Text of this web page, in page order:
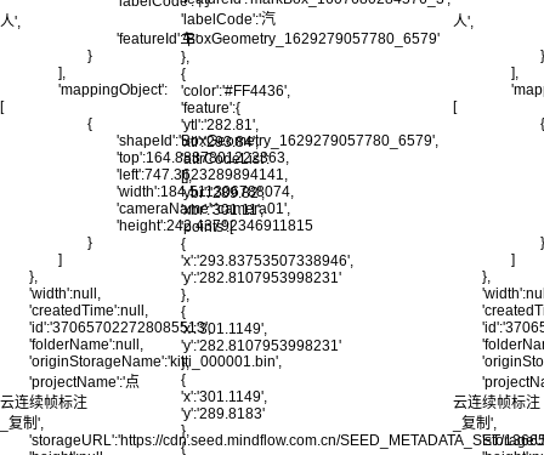
人',
'featureId':'BoxGeometry_1629279057780_6579'
}
],
'mappingObject':
[
{
'shapeId':'BoxGeometry_1629279057780_6579',
'top':164.8837801222363,
'left':747.3623289894141,
'width':184.511306788074,
'cameraName':'camera01',
'height':242.43792346911815
}
]
},
'width':null,
'createdTime':null,
'id':'370657022728085513',
'folderName':null,
'originStorageName':'kitti_000001.bin',
'projectName':'点
云连续帧标注
_复制',
'storageURL':'https://cdn.seed.mindflow.com.cn/SEED_METADATA_SET/
'labelCode':'汽
车'
},
{
'color':'#FF4436',
'feature':{
'ytl':'282.81',
'xtl':'293.84',
'attrCodeList':
[],
'ybr':'289.82',
'xbr':'301.11',
'points':[
{
'x':'293.83753507338946',
'y':'282.8107953998231'
},
{
'x':'301.1149',
'y':'282.8107953998231'
},
{
'x':'301.1149',
'y':'289.8183'
},
{
人',
],
[
]
},
云连续帧标注
_复制',